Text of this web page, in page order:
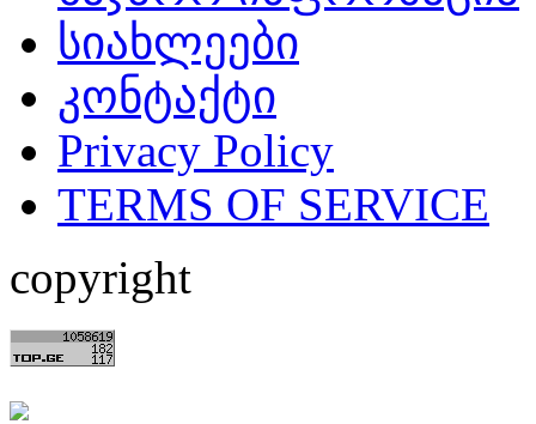
სიახლეები
კონტაქტი
Privacy Policy
TERMS OF SERVICE
copyright